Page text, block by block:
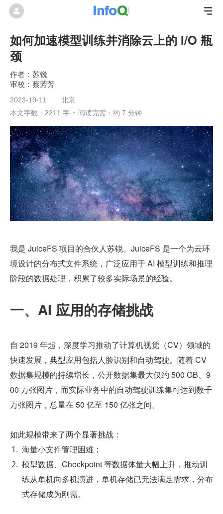
如何加速模型训练并消除云上的 I/O 瓶
颈
苏锐
蔡芳芳
2023-10-11
北京
本文字数：2211 字
阅读完需：约 7 分钟
我是 JuiceFS 项目的合伙人苏锐。JuiceFS 是一个为云环
境设计的分布式文件系统，广泛应用于 AI 模型训练和推理
阶段的数据处理，积累了较多实际场景的经验。
一、AI 应用的存储挑战
自 2019 年起，深度学习推动了计算机视觉（CV）领域的
快速发展，典型应用包括人脸识别和自动驾驶。随着 CV
数据集规模的持续增长，公开数据集最大仅约 500 GB、9
00 万张图片，而实际业务中的自动驾驶训练集可达到数千
万张图片，总量在 50 亿至 150 亿张之间。
如此规模带来了两个显著挑战：
海量小文件管理困难；
模型数据、Checkpoint 等数据体量大幅上升，推动训
练从单机向多机演进，单机存储已无法满足需求，分布
式存储成为刚需。